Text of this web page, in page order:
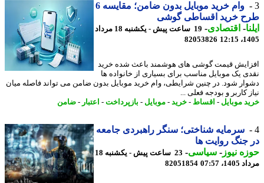
وام خرید موبایل بدون ضامن؛ مقایسه 6
خرید اقساطی گوشی
-اقتصادی-
19 ساعت پیش - یکشنبه 18 مرداد
82053826
قیمت گوشی های هوشمند باعث شده خرید
یک موبایل مناسب برای بسیاری از خانواده ها
شود. در چنین شرایطی، وام خرید موبایل بدون ضامن می تواند فاصله میان
کاربر و بودجه فعلی ...
موبایل-اقساط-خرید- موبایل-بازپرداخت -اعتبار-ضامن
سرمایه شناختی؛ سنگر راهبردی جامعه
جنگ روایت ها
نیوز-سیاسی-
23 ساعت پیش - یکشنبه 18
07:57
82051854